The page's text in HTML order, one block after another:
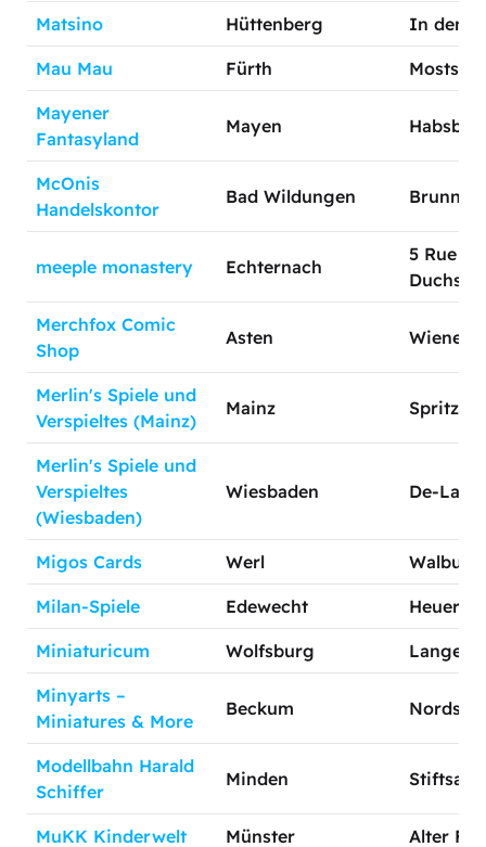
Matsino Hüttenberg In den
Mau Mau Fürth Moststr.
Mayener
Fantasyland
Mayen
McOnis
Handelskontor
Bad Wildungen
meeple monastery Echternach
5 Rue
Merchfox Comic
Shop
Asten Wiener
Merlin's Spiele und
Verspieltes (Mainz)
Mainz
Merlin's Spiele und
Verspieltes
(Wiesbaden)
Wiesbaden De-
Migos Cards Werl
Milan-Spiele Edewecht
Miniaturicum Wolfsburg Lange
Minyarts –
Miniatures & More
Beckum Nordstr.
Modellbahn Harald
Schiffer
Minden
MuKK Kinderwelt Münster Alter